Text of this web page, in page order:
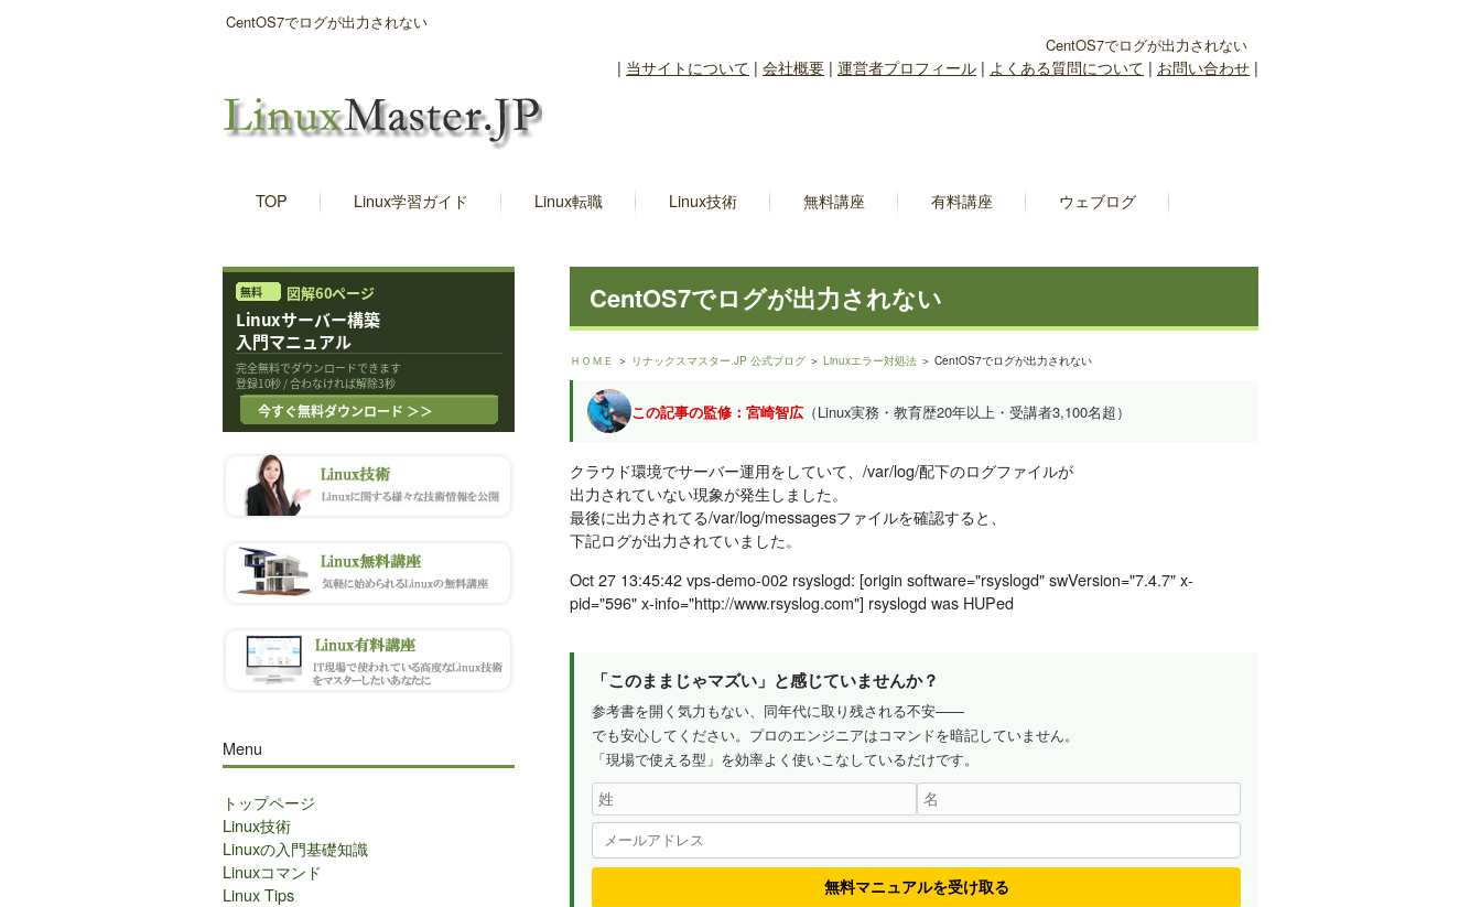
CentOS7でログが出力されない
CentOS7でログが出力されない
| 当サイトについて | 会社概要 | 運営者プロフィール | よくある質問について | お問い合わせ |
TOP Linux学習ガイド Linux転職 Linux技術 無料講座 有料講座 ウェブログ
CentOS7でログが出力されない
ＨＯＭＥ ＞ リナックスマスター.JP 公式ブログ ＞ Linuxエラー対処法 ＞ CentOS7でログが出力されない
この記事の監修：宮崎智広（Linux実務・教育歴20年以上・受講者3,100名超）
クラウド環境でサーバー運用をしていて、/var/log/配下のログファイルが
出力されていない現象が発生しました。
最後に出力されてる/var/log/messagesファイルを確認すると、
下記ログが出力されていました。
Oct 27 13:45:42 vps-demo-002 rsyslogd: [origin software="rsyslogd" swVersion="7.4.7" x-
pid="596" x-info="http://www.rsyslog.com"] rsyslogd was HUPed
「このままじゃマズい」と感じていませんか？
参考書を開く気力もない、同年代に取り残される不安——
でも安心してください。プロのエンジニアはコマンドを暗記していません。
「現場で使える型」を効率よく使いこなしているだけです。
無料マニュアルを受け取る
Menu
トップページ
Linux技術
Linuxの入門基礎知識
Linuxコマンド
Linux Tips